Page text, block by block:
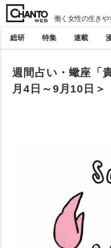
働く女性の生きや
総研 特集 連載
週間占い・蠍座「
月4日～9月10日＞